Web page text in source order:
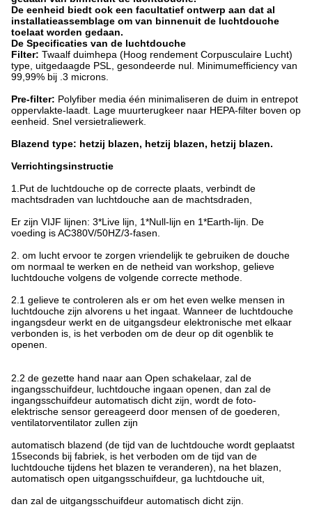
De eenheid biedt ook een facultatief ontwerp aan dat al
installatieassemblage om van binnenuit de luchtdouche
toelaat worden gedaan.
De Specificaties van de luchtdouche
Filter: Twaalf duimhepa (Hoog rendement Corpusculaire Lucht)
type, uitgedaagde PSL, gesondeerde nul. Minimumefficiency van
99,99% bij .3 microns.
Pre-filter: Polyfiber media één minimaliseren de duim in entrepot
oppervlakte-laadt. Lage muurterugkeer naar HEPA-filter boven op
eenheid. Snel versietraliewerk.
Blazend type: hetzij blazen, hetzij blazen, hetzij blazen.
Verrichtingsinstructie
1.Put de luchtdouche op de correcte plaats, verbindt de
machtsdraden van luchtdouche aan de machtsdraden,
Er zijn VIJF lijnen: 3*Live lijn, 1*Null-lijn en 1*Earth-lijn. De
voeding is AC380V/50HZ/3-fasen.
2. om lucht ervoor te zorgen vriendelijk te gebruiken de douche
om normaal te werken en de netheid van workshop, gelieve
luchtdouche volgens de volgende correcte methode.
2.1 gelieve te controleren als er om het even welke mensen in
luchtdouche zijn alvorens u het ingaat. Wanneer de luchtdouche
ingangsdeur werkt en de uitgangsdeur elektronische met elkaar
verbonden is, is het verboden om de deur op dit ogenblik te
openen.
2.2 de gezette hand naar aan Open schakelaar, zal de
ingangsschuifdeur, luchtdouche ingaan openen, dan zal de
ingangsschuifdeur automatisch dicht zijn, wordt de foto-
elektrische sensor gereageerd door mensen of de goederen,
ventilatorventilator zullen zijn
automatisch blazend (de tijd van de luchtdouche wordt geplaatst
15seconds bij fabriek, is het verboden om de tijd van de
luchtdouche tijdens het blazen te veranderen), na het blazen,
automatisch open uitgangsschuifdeur, ga luchtdouche uit,
dan zal de uitgangsschuifdeur automatisch dicht zijn.